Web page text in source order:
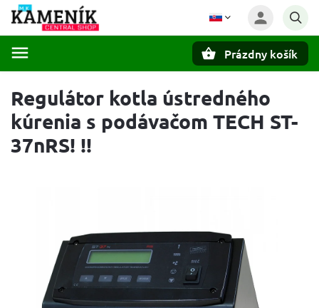
Prázdny košík
Regulátor kotla ústredného
kúrenia s podávačom TECH ST-
37nRS! !!